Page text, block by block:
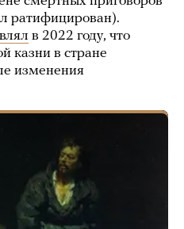
ратифицирован).
в 2022 году, что
казни в стране
изменения